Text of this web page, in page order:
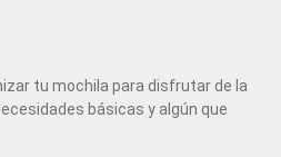
tu mochila para disfrutar de la
básicas y algún que